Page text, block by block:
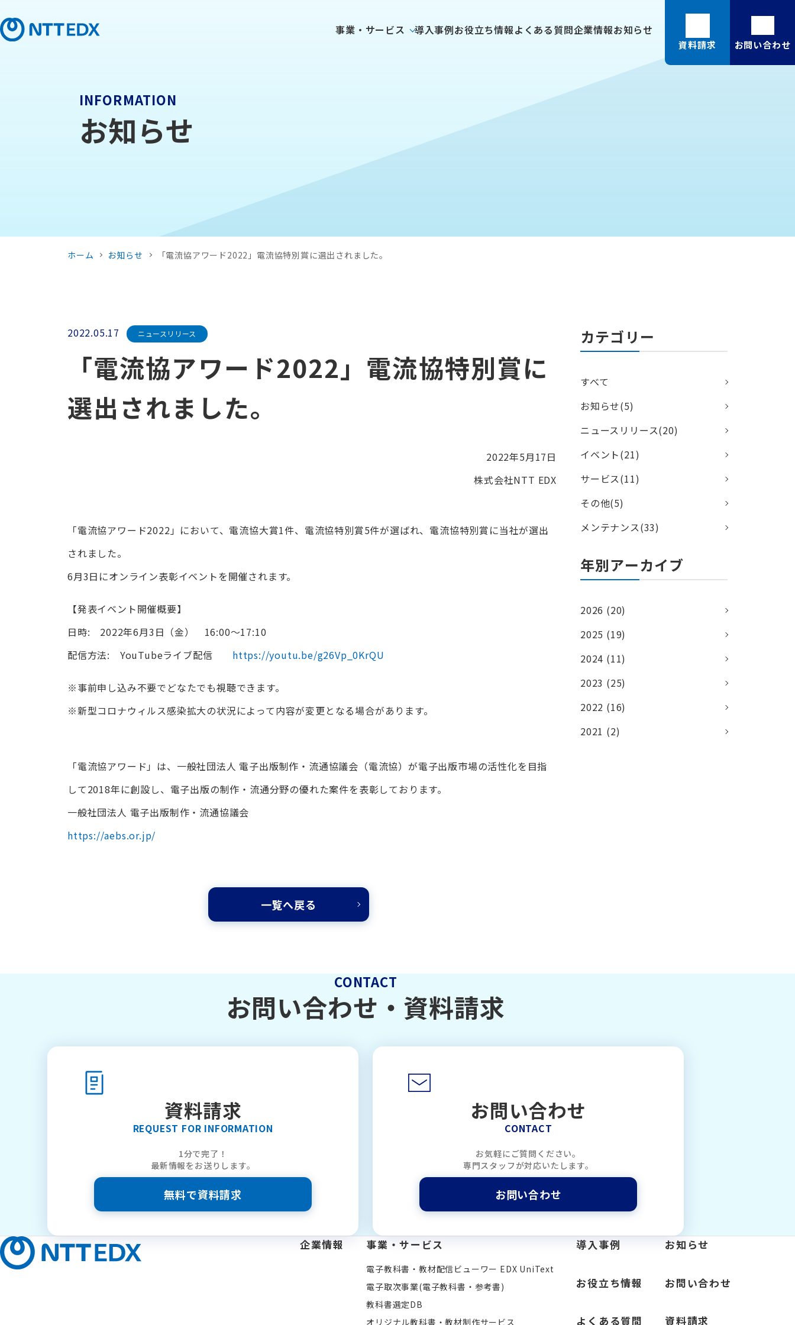
事業・サービス 導入事例お役立ち情報よくある質問企業情報お知らせ
資料請求 お問い合わせ
INFORMATION
お知らせ
ホーム お知らせ 「電流協アワード2022」電流協特別賞に選出されました。
2022.05.17 ニュースリリース
「電流協アワード2022」電流協特別賞に
選出されました。
2022年5月17日
株式会社NTT EDX
「電流協アワード2022」において、電流協大賞1件、電流協特別賞5件が選ばれ、電流協特別賞に当社が選出
されました。
6月3日にオンライン表彰イベントを開催されます。
【発表イベント開催概要】
日時: 2022年6月3日（金） 16:00～17:10
配信方法: YouTubeライブ配信 https://youtu.be/g26Vp_0KrQU
※事前申し込み不要でどなたでも視聴できます。
※新型コロナウィルス感染拡大の状況によって内容が変更となる場合があります。
「電流協アワード」は、一般社団法人 電子出版制作・流通協議会（電流協）が電子出版市場の活性化を目指
して2018年に創設し、電子出版の制作・流通分野の優れた案件を表彰しております。
一般社団法人 電子出版制作・流通協議会
https://aebs.or.jp/
一覧へ戻る
カテゴリー
すべて
お知らせ(5)
ニュースリリース(20)
イベント(21)
サービス(11)
その他(5)
メンテナンス(33)
年別アーカイブ
2026 (20)
2025 (19)
2024 (11)
2023 (25)
2022 (16)
2021 (2)
CONTACT
お問い合わせ・ 資料請求
資料請求
REQUEST FOR INFORMATION
1分で完了！
最新情報をお送りします。
無料で資料請求
お問い合わせ
CONTACT
お気軽にご質問ください。
専門スタッフが対応いたします。
お問い合わせ
企業情報 事業・サービス
電子教科書・教材配信ビューワー EDX UniText
電子取次事業(電子教科書・参考書)
教科書選定DB
オリジナル教科書・教材制作サービス
導入事例 お知らせ
お役立ち情報 お問い合わせ
よくある質問 資料請求